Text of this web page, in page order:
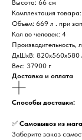
Высота: 66 см
Комплектация
Объем: 669 л . при
Кол во человек: 4
Производительность,
ДxШxВ: 820x560x580
Вес: 37900 г
Доставка и оплата
Способы доставки:
✅ Самовывоз из
Заберите заказ